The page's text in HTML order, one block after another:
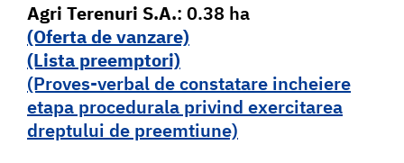
Agri Terenuri S.A.: 0.38 ha
(Oferta de vanzare)
(Lista preemptori)
(Proves-verbal de constatare incheiere
etapa procedurala privind exercitarea
dreptului de preemtiune)